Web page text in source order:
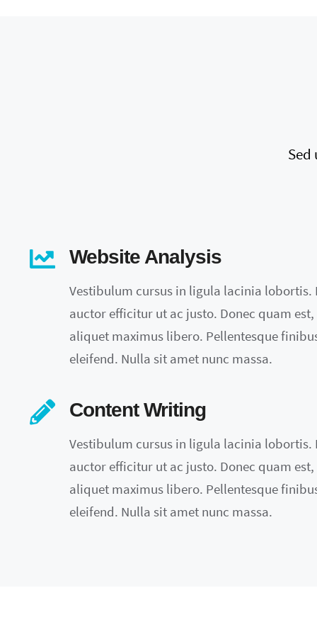
Website Analysis
Vestibulum cursus in ligula lacinia
auctor efficitur ut ac justo. Donec quam
aliquet maximus libero. Pellentesque
eleifend. Nulla sit amet nunc massa.
Content Writing
Vestibulum cursus in ligula lacinia
auctor efficitur ut ac justo. Donec quam
aliquet maximus libero. Pellentesque
eleifend. Nulla sit amet nunc massa.